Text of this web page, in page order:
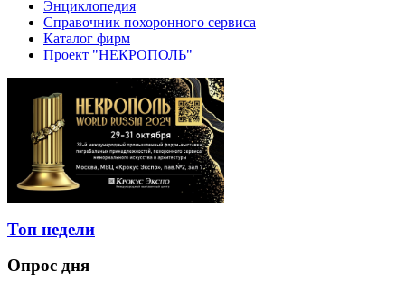
Энциклопедия
Справочник похоронного сервиса
Каталог фирм
Проект "НЕКРОПОЛЬ"
Топ недели
Опрос дня